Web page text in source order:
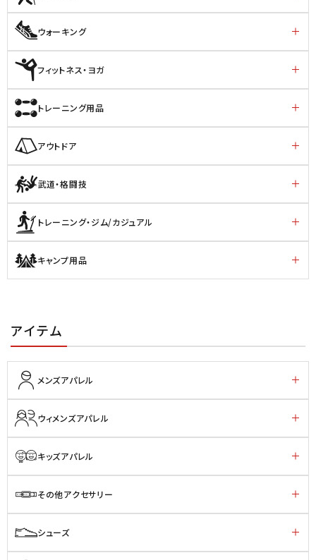
ウォーキング
フィットネス・ヨガ
トレーニング用品
アウトドア
武道・格闘技
トレーニング・ジム/カジュアル
キャンプ用品
アイテム
メンズアパレル
ウィメンズアパレル
キッズアパレル
その他アクセサリー
シューズ